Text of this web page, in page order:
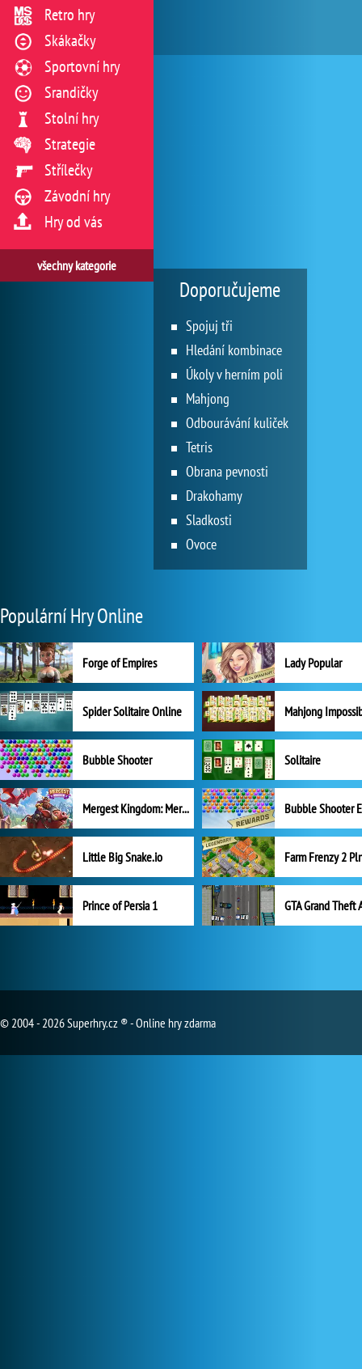
Retro hry
Skákačky
Sportovní hry
Srandičky
Stolní hry
Strategie
Střílečky
Závodní hry
Hry od vás
všechny kategorie
Doporučujeme
Spojuj tři
Hledání kombinace
Úkoly v herním poli
Mahjong
Odbourávání kuliček
Tetris
Obrana pevnosti
Drakohamy
Sladkosti
Ovoce
Populární Hry Online
Forge of Empires Lady Popular
Spider Solitaire Online Mahjong
Bubble Shooter Solitaire
Mergest Kingdom: Merge Puzzle
Little Big Snake.io
Prince of Persia 1 GTA Grand Theft
© 2004 - 2026 Superhry.cz ® - Online hry zdarma